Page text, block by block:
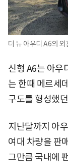
더 뉴 아우디 A6의 외
신형 A6는 아우
는 한때 메르세
구도를 형성했
지난달까지 아
여대 차량을 판
그만큼 국내에